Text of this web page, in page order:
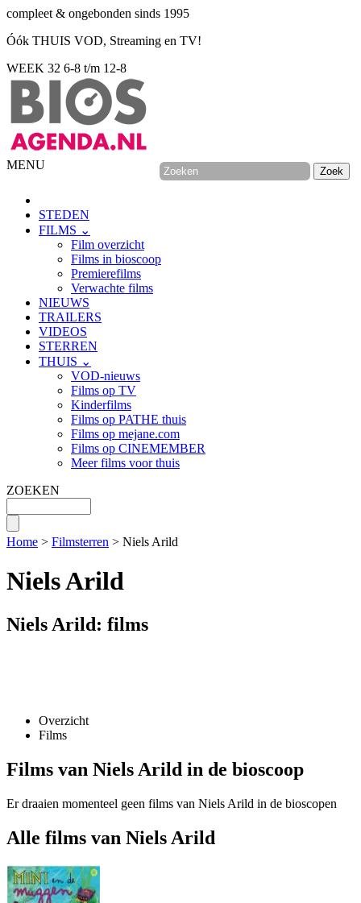
compleet & ongebonden sinds 1995
Óók THUIS VOD, Streaming en TV!
WEEK 32 6-8 t/m 12-8
MENU
STEDEN
FILMS ⌄
Film overzicht
Films in bioscoop
Premierefilms
Verwachte films
NIEUWS
TRAILERS
VIDEOS
STERREN
THUIS ⌄
VOD-nieuws
Films op TV
Kinderfilms
Films op PATHE thuis
Films op mejane.com
Films op CINEMEMBER
Meer films voor thuis
ZOEKEN
Home > Filmsterren > Niels Arild
Niels Arild
Niels Arild: films
Overzicht
Films
Films van Niels Arild in de bioscoop
Er draaien momenteel geen films van Niels Arild in de bioscopen
Alle films van Niels Arild